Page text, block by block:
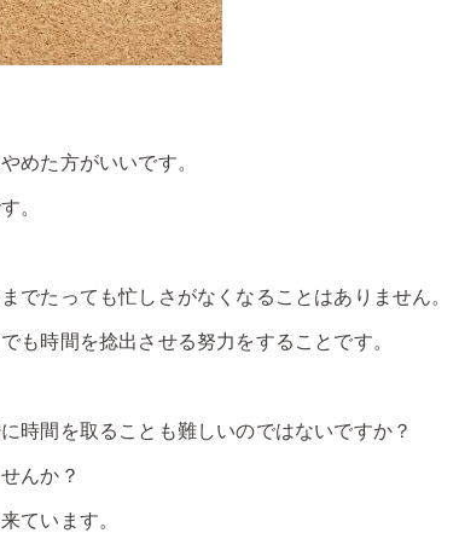
めた方がいいです。
。
でたっても忙しさがなくなることはありません。
も時間を捻出させる努力をすることです。
時間を取ることも難しいのではないですか？
んか？
ています。